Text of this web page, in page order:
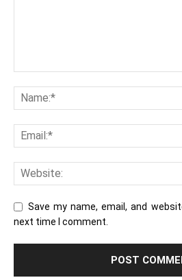
Save my name, email, and
next time I comment.